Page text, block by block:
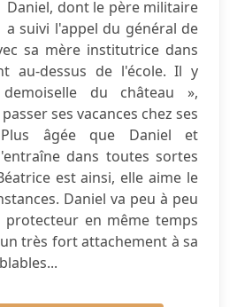
Daniel, dont le père militaire
a suivi l'appel du général de
sa mère institutrice dans
au-dessus de l'école. Il y
du château »,
ses vacances chez ses
Plus âgée que Daniel et
dans toutes sortes
est ainsi, elle aime le
Daniel va peu à peu
protecteur en même temps
très fort attachement à sa